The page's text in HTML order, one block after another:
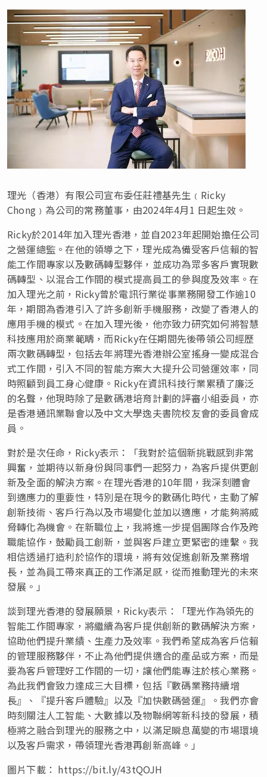
理光（香港）有限公司宣布委任莊禮基先生﹙Ricky
Chong﹚為公司的常務董事，由2024年4月1 日起生效。
Ricky於2014年加入理光香港，並自2023年起開始擔任公司
之營運總監。在他的領導之下，理光成為備受客戶信賴的智
能工作間專家以及數碼轉型夥伴，並成功為眾多客戶實現數
碼轉型、以混合工作間的模式提高員工的參與度及效率。在
加入理光之前，Ricky曾於電訊行業從事業務開發工作逾10
年，期間為香港引入了許多創新手機服務，改變了香港人的
應用手機的模式。在加入理光後，他亦致力研究如何將智慧
科技應用於商業範疇，而Ricky在任期間先後帶領公司經歷
兩次數碼轉型，包括去年將理光香港辦公室搖身一變成混合
式工作間，引入不同的智能方案大大提升公司營運效率，同
時照顧到員工身心健康。Ricky在資訊科技行業累積了廉泛
的名聲，他現時除了是數碼港培育計劃的評審小組委員，亦
是香港通訊業聯會以及中文大學逸夫書院校友會的委員會成
員。
對於是次任命，Ricky表示：「我對於這個新挑戰感到非常
興奮，並期待以新身份與同事們一起努力，為客戶提供更創
新及全面的解決方案。在理光香港的10年間，我深刻體會
到適應力的重要性，特別是在現今的數碼化時代，主動了解
創新技術、客戶行為以及市場變化並加以適應，才能夠將威
脅轉化為機會。在新職位上，我將進一步提倡團隊合作及跨
職能協作，鼓勵員工創新，並與客戶建立更緊密的連繫。我
相信透過打造利於協作的環境，將有效促進創新及業務增
長，並為員工帶來真正的工作滿足感，從而推動理光的未來
發展。」
談到理光香港的發展願景，Ricky表示：「理光作為領先的
智能工作間專家，將繼續為客戶提供創新的數碼解決方案，
協助他們提升業績、生產力及效率。我們希望成為客戶信賴
的管理服務夥伴，不止為他們提供適合的產品或方案，而是
要為客戶管理好工作間的一切，讓他們能專注於核心業務。
為此我們會致力達成三大目標，包括『數碼業務持續增
長』、『提升客戶體驗』以及『加快數碼營運』。我們亦會
時刻關注人工智能、大數據以及物聯網等新科技的發展，積
極將之融合到理光的服務之中，以滿足瞬息萬變的市場環境
以及客戶需求，帶領理光香港再創新高峰。」
圖片下載： https://bit.ly/43tQOJH